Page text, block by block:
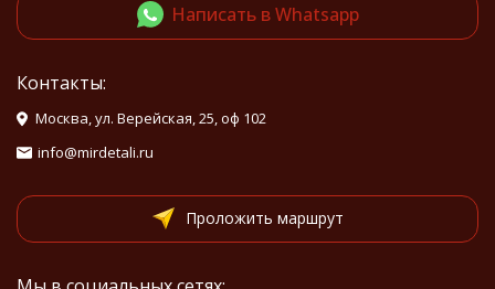
Написать в Whatsapp
Контакты:
Москва, ул. Верейская, 25, оф 102
info@mirdetali.ru
Проложить маршрут